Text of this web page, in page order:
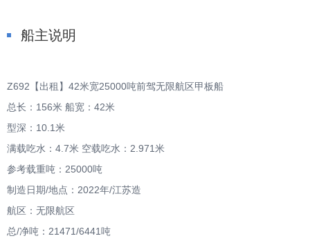
船主说明
Z692【出租】42米宽25000吨前驾无限航区甲板船
总长：156米 船宽：42米
型深：10.1米
满载吃水：4.7米 空载吃水：2.971米
参考载重吨：25000吨
制造日期/地点：2022年/江苏造
航区：无限航区
总/净吨：21471/6441吨